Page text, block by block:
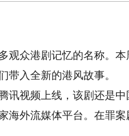
众港剧记忆的名称。本
带入全新的港风故事。
视频上线，该剧还是中
海外流媒体平台。在罪